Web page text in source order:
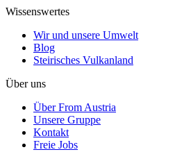
Wissenswertes
Wir und unsere Umwelt
Blog
Steirisches Vulkanland
Über uns
Über From Austria
Unsere Gruppe
Kontakt
Freie Jobs